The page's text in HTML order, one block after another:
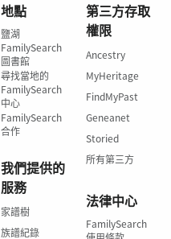
地點
鹽湖
FamilySearch
圖書館
尋找當地的
FamilySearch
中心
FamilySearch
合作
我們提供的
服務
家譜樹
族譜紀錄
第三方存取
權限
Ancestry
MyHeritage
FindMyPast
Geneanet
Storied
所有第三方
法律中心
FamilySearch